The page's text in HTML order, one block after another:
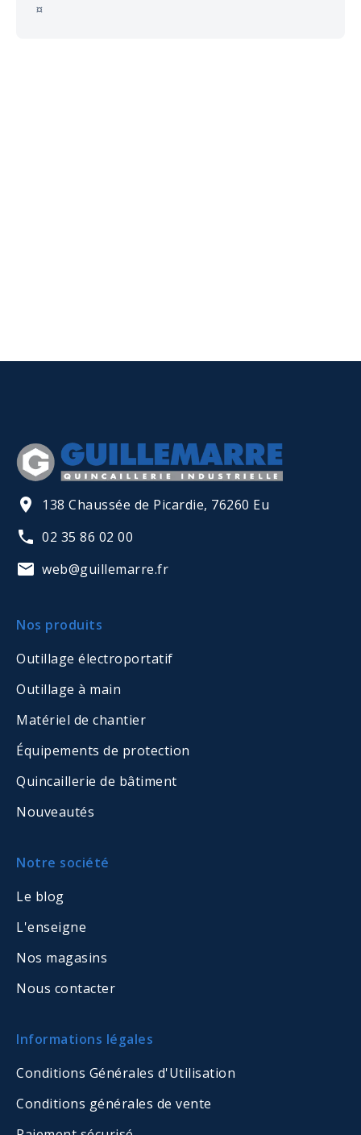
¤
138 Chaussée de Picardie, 76260 Eu
02 35 86 02 00
web@guillemarre.fr
Nos produits
Outillage électroportatif
Outillage à main
Matériel de chantier
Équipements de protection
Quincaillerie de bâtiment
Nouveautés
Notre société
Le blog
L'enseigne
Nos magasins
Nous contacter
Informations légales
Conditions Générales d'Utilisation
Conditions générales de vente